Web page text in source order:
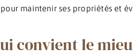
maintenir ses propriétés et
convient le